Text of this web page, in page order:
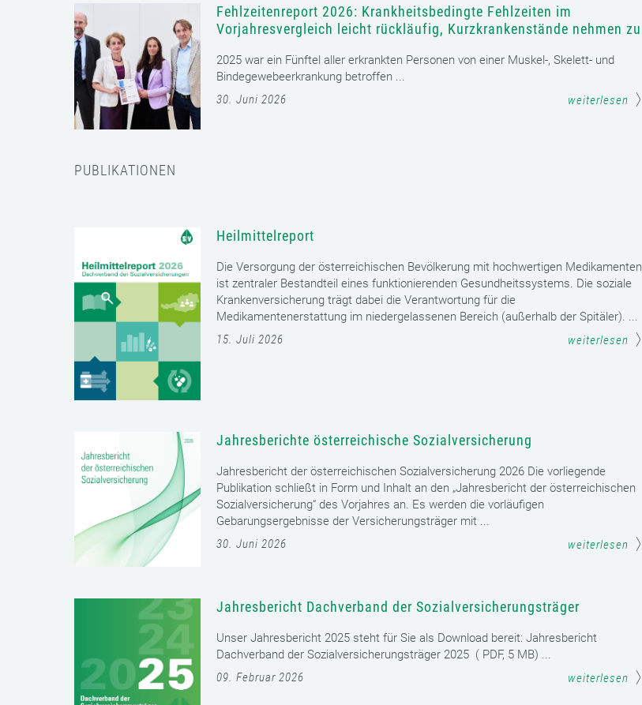
Fehlzeitenreport 2026: Krankheitsbedingte Fehlzeiten im
Vorjahresvergleich leicht rückläufig, Kurzkrankenstände nehmen zu
2025 war ein Fünftel aller erkrankten Personen von einer Muskel-, Skelett- und
Bindegewebeerkrankung betroffen ...
30. Juni 2026
weiterlesen
PUBLIKATIONEN
Heilmittelreport
Die Versorgung der österreichischen Bevölkerung mit hochwertigen Medikamenten
ist zentraler Bestandteil eines funktionierenden Gesundheitssystems. Die soziale
Krankenversicherung trägt dabei die Verantwortung für die
Medikamentenerstattung im niedergelassenen Bereich (außerhalb der Spitäler). ...
15. Juli 2026
weiterlesen
Jahresberichte österreichische Sozialversicherung
Jahresbericht der österreichischen Sozialversicherung 2026 Die vorliegende
Publikation schließt in Form und Inhalt an den „Jahresbericht der österreichischen
Sozialversicherung“ des Vorjahres an. Es werden die vorläufigen
Gebarungsergebnisse der Versicherungsträger mit ...
30. Juni 2026
weiterlesen
Jahresbericht Dachverband der Sozialversicherungsträger
Unser Jahresbericht 2025 steht für Sie als Download bereit: Jahresbericht
Dachverband der Sozialversicherungsträger 2025 ( PDF, 5 MB) ...
09. Februar 2026
weiterlesen